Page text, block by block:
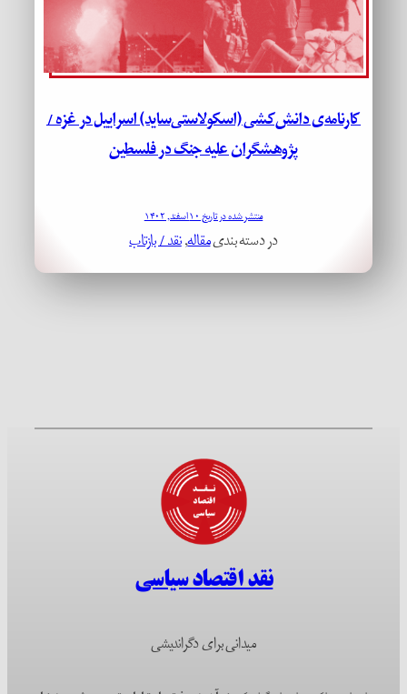
کارنامه‌ی دانش‌کشی (اسکولاستی‌ساید) اسراییل در غزه /
پژوهشگران علیه جنگ در فلسطین
منتشر شده در تاریخ ۱۰ اسفند, ۱۴۰۲
در دسته بندیمقاله, نقد / بازتاب
نقد اقتصاد سیاسی
میدانی برای دگراندیشی